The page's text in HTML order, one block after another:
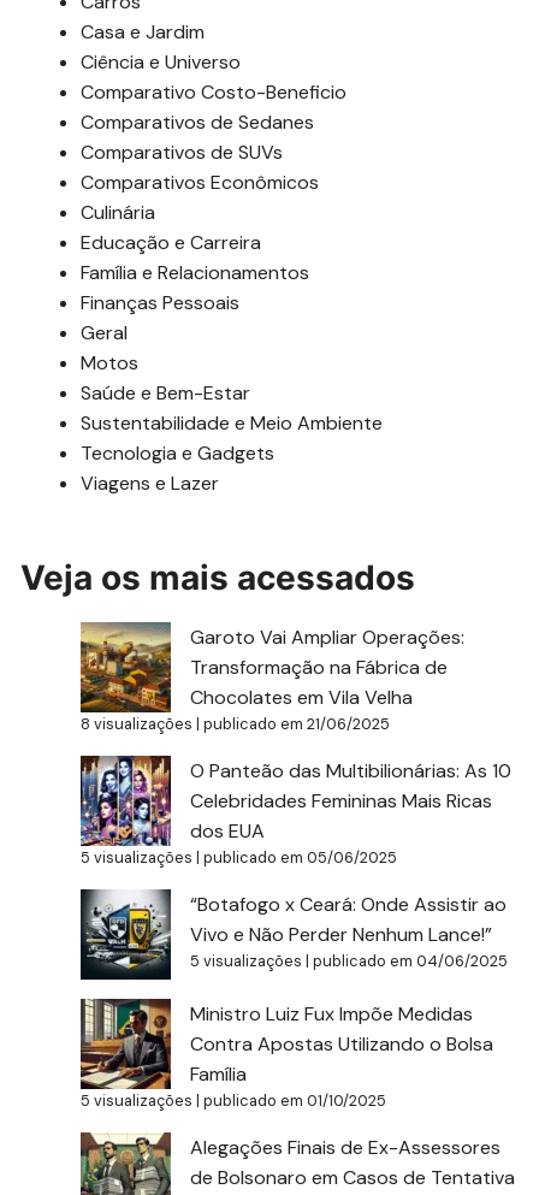
Casa e Jardim
Ciência e Universo
Comparativo Costo-Beneficio
Comparativos de Sedanes
Comparativos de SUVs
Comparativos Econômicos
Culinária
Educação e Carreira
Família e Relacionamentos
Finanças Pessoais
Geral
Motos
Saúde e Bem-Estar
Sustentabilidade e Meio Ambiente
Tecnologia e Gadgets
Viagens e Lazer
Veja os mais acessados
Garoto Vai Ampliar Operações:
Transformação na Fábrica de
Chocolates em Vila Velha
8 visualizações |publicado em 21/06/2025
O Panteão das Multibilionárias: As 10
Celebridades Femininas Mais Ricas
dos EUA
5 visualizações |publicado em 05/06/2025
“Botafogo x Ceará: Onde Assistir ao
Vivo e Não Perder Nenhum Lance!”
5 visualizações |publicado em 04/06/2025
Ministro Luiz Fux Impõe Medidas
Contra Apostas Utilizando o Bolsa
Família
5 visualizações |publicado em 01/10/2025
Alegações Finais de Ex-Assessores
de Bolsonaro em Casos de Tentativa